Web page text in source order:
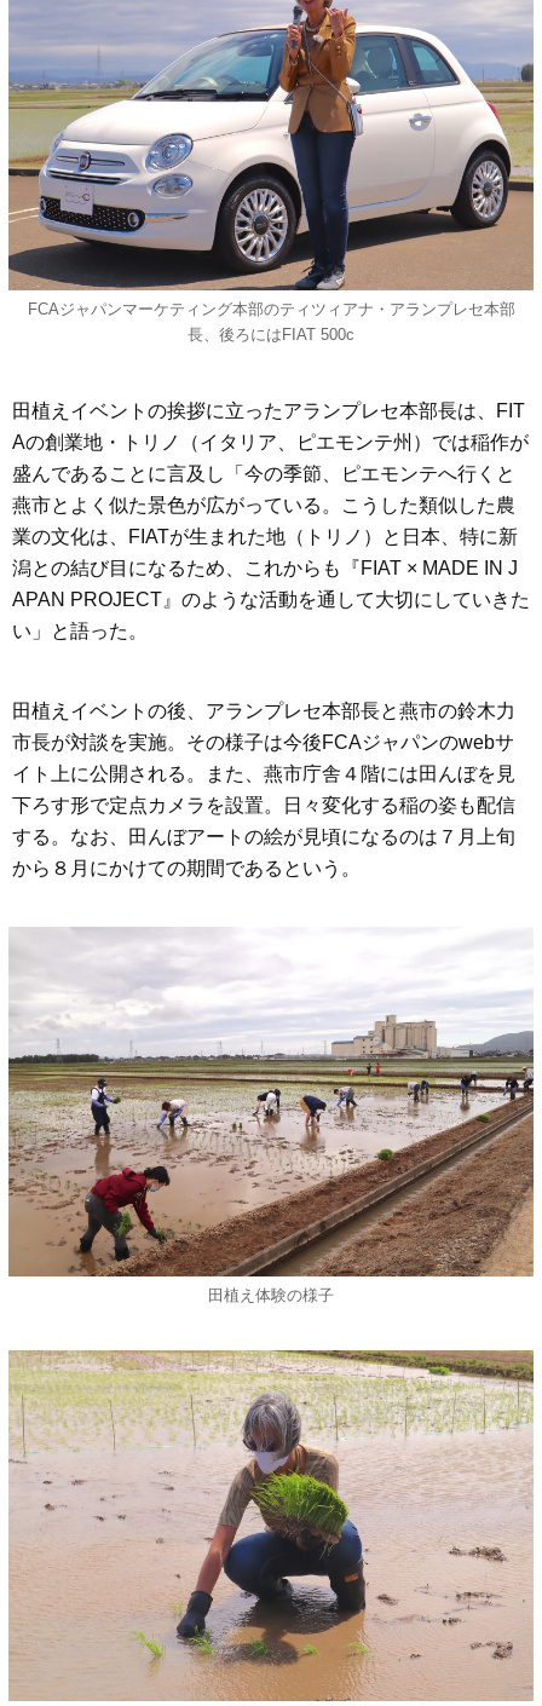
FCAジャパンマーケティング本部のティツィアナ・アランプレセ本部
長、後ろにはFIAT 500c
田植えイベントの挨拶に立ったアランプレセ本部長は、FIT
Aの創業地・トリノ（イタリア、ピエモンテ州）では稲作が
盛んであることに言及し「今の季節、ピエモンテへ行くと
燕市とよく似た景色が広がっている。こうした類似した農
業の文化は、FIATが生まれた地（トリノ）と日本、特に新
潟との結び目になるため、これからも『FIAT × MADE IN J
APAN PROJECT』のような活動を通して大切にしていきた
い」と語った。
田植えイベントの後、アランプレセ本部長と燕市の鈴木力
市長が対談を実施。その様子は今後FCAジャパンのwebサ
イト上に公開される。また、燕市庁舎４階には田んぼを見
下ろす形で定点カメラを設置。日々変化する稲の姿も配信
する。なお、田んぼアートの絵が見頃になるのは７月上旬
から８月にかけての期間であるという。
田植え体験の様子